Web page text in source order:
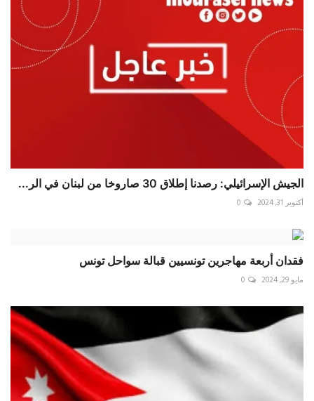
الجيش الإسرائيلي: رصدنا إطلاق 30 صاروخا من لبنان في الر...
أكتوبر 31, 2024 0
فقدان أربعة مهاجرين تونسيين قبالة سواحل تونس
مايو 29, 2024 0